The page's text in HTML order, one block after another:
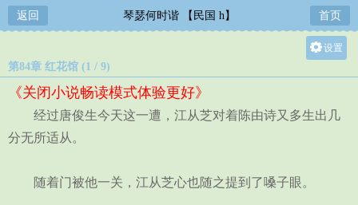
返回 琴瑟何时谐 【民国 h】 首页
设置
中
第84章 红花馆 (1 / 9)
《关闭小说畅读模式体验更好》
经过唐俊生今天这一遭，江从芝对着陈由诗又多生出几
分无所适从。
随着门被他一关，江从芝心也随之提到了嗓子眼。